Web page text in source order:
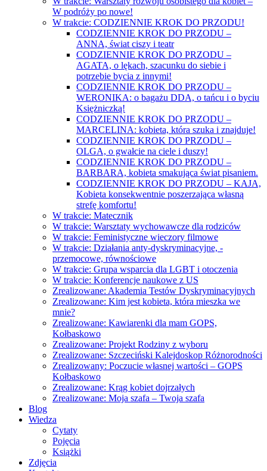
W podróży po nowe!
W trakcie: CODZIENNIE KROK DO PRZODU!
CODZIENNIE KROK DO PRZODU –
ANNA, świat ciszy i teatr
CODZIENNIE KROK DO PRZODU –
AGATA, o lękach, szacunku do siebie i
potrzebie bycia z innymi!
CODZIENNIE KROK DO PRZODU –
WERONIKA: o bagażu DDA, o tańcu i o byciu
Księżniczką!
CODZIENNIE KROK DO PRZODU –
MARCELINA: kobieta, która szuka i znajduje!
CODZIENNIE KROK DO PRZODU –
OLGA, o gwałcie na ciele i duszy!
CODZIENNIE KROK DO PRZODU –
BARBARA, kobieta smakująca świat pisaniem.
CODZIENNIE KROK DO PRZODU – KAJA,
Kobieta konsekwentnie poszerzająca własną
strefę komfortu!
W trakcie: Matecznik
W trakcie: Warsztaty wychowawcze dla rodziców
W trakcie: Feministyczne wieczory filmowe
W trakcie: Działania anty-dyskryminacyjne, -
przemocowe, równościowe
W trakcie: Grupa wsparcia dla LGBT i otoczenia
W trakcie: Konferencje naukowe z US
Zrealizowane: Akademia Testów Dyskryminacyjnych
Zrealizowane: Kim jest kobieta, która mieszka we
mnie?
Zrealizowane: Kawiarenki dla mam GOPS,
Kołbaskowo
Zrealizowane: Projekt Rodziny z wyboru
Zrealizowane: Szczeciński Kalejdoskop Różnorodności
Zrealizowany: Poczucie własnej wartości – GOPS
Kołbaskowo
Zrealizowane: Krąg kobiet dojrzałych
Zrealizowane: Moja szafa – Twoja szafa
Blog
Wiedza
Cytaty
Pojęcia
Książki
Zdjęcia